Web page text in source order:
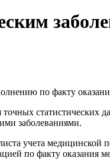
по факту
точных статистических
заболеваниями.
учета медицинской
по факту оказания